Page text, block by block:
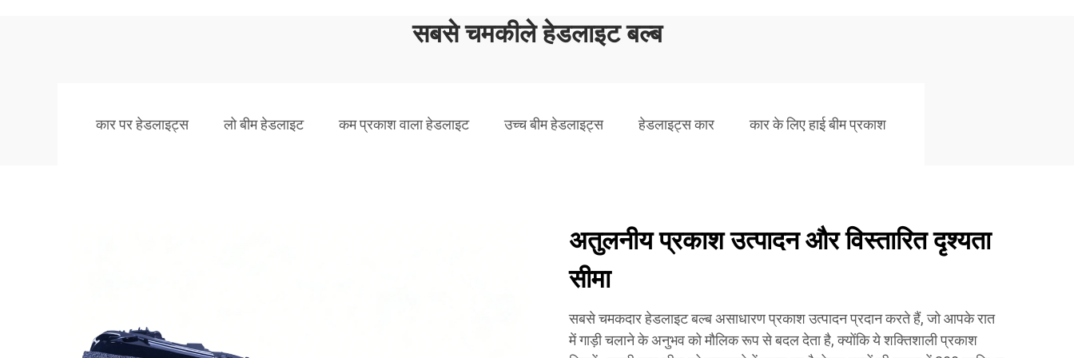
सबसे चमकीले हेडलाइट बल्ब
कार पर हेडलाइट्स लो बीम हेडलाइट कम प्रकाश वाला हेडलाइट उच्च बीम हेडलाइट्स हेडलाइट्स कार कार के लिए हाई बीम प्रकाश
अतुलनीय प्रकाश उत्पादन और विस्तारित दृश्यता
सीमा
सबसे चमकदार हेडलाइट बल्ब असाधारण प्रकाश उत्पादन प्रदान करते हैं, जो आपके रात
में गाड़ी चलाने के अनुभव को मौलिक रूप से बदल देता है, क्योंकि ये शक्तिशाली प्रकाश